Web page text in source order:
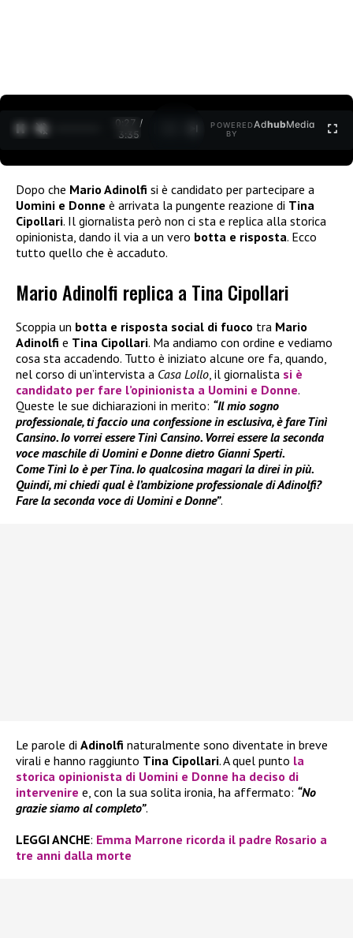
0:28 /
3:35
POWERED
BY
AdhubMedia
Dopo che Mario Adinolfi si è candidato per partecipare a
Uomini e Donne è arrivata la pungente reazione di Tina
Cipollari. Il giornalista però non ci sta e replica alla storica
opinionista, dando il via a un vero botta e risposta. Ecco
tutto quello che è accaduto.
Mario Adinolfi replica a Tina Cipollari
Scoppia un botta e risposta social di fuoco tra Mario
Adinolfi e Tina Cipollari. Ma andiamo con ordine e vediamo
cosa sta accadendo. Tutto è iniziato alcune ore fa, quando,
nel corso di un’intervista a Casa Lollo, il giornalista si è
candidato per fare l’opinionista a Uomini e Donne.
Queste le sue dichiarazioni in merito: “Il mio sogno
professionale, ti faccio una confessione in esclusiva, è fare Tinì
Cansino. Io vorrei essere Tinì Cansino. Vorrei essere la seconda
voce maschile di Uomini e Donne dietro Gianni Sperti.
Come Tinì lo è per Tina. Io qualcosina magari la direi in più.
Quindi, mi chiedi qual è l’ambizione professionale di Adinolfi?
Fare la seconda voce di Uomini e Donne”.
Le parole di Adinolfi naturalmente sono diventate in breve
virali e hanno raggiunto Tina Cipollari. A quel punto la
storica opinionista di Uomini e Donne ha deciso di
intervenire e, con la sua solita ironia, ha affermato: “No
grazie siamo al completo”.
LEGGI ANCHE: Emma Marrone ricorda il padre Rosario a
tre anni dalla morte